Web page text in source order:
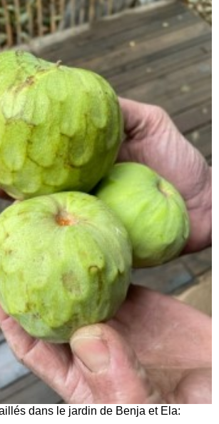
dans le jardin de Benja et Ela: